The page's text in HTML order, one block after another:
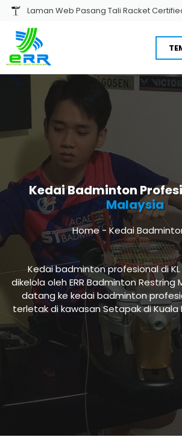
Skip
content
Laman Web Pasang Tali Racket
Kedai Badminton
Malaysia
Home- Kedai
Kedai badminton profesional di KL
dikelola oleh ERR Badminton Restring
datang ke kedai badminton
terletak di kawasan Setapak di Kuala